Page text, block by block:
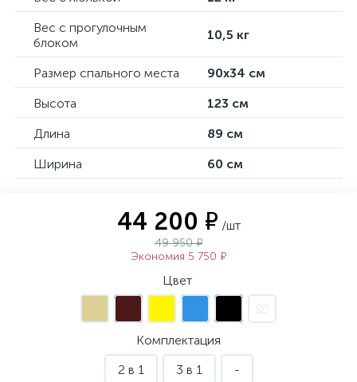
Вес с прогулочным
блоком
10,5 кг
Размер спального места
90х34 см
Высота
123 см
Длина
89 см
Ширина
60 см
44 200 ₽ /шт
49 950 ₽
Экономия 5 750 ₽
Цвет
Комплектация
2 в 1
3 в 1 -